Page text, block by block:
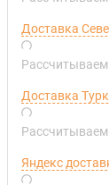
Доставка
Рассчитываем
Доставка
Рассчитываем
Яндекс